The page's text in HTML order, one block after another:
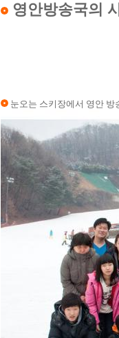
영안방송국의
눈오는 스키장에서 영안 방